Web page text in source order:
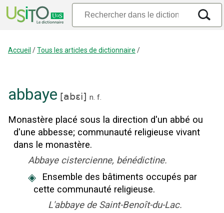
Accueil /Tous les articles de dictionnaire /
abbaye [abɛi] n. f.
Monastère placé sous la direction d'un abbé ou
d'une abbesse; communauté religieuse vivant
dans le monastère.
Abbaye cistercienne, bénédictine.
◈
Ensemble des bâtiments occupés par
cette communauté religieuse.
L'abbaye de Saint-Benoît-du-Lac.